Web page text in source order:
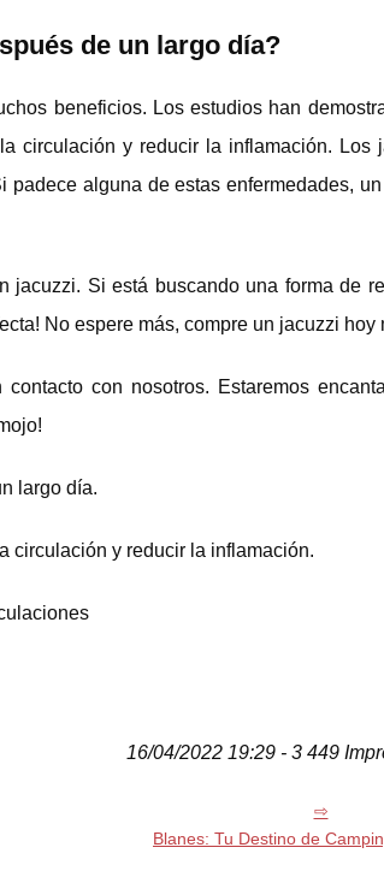
de un largo día?
beneficios. Los estudios han
circulación y reducir la inflamación. Los
alguna de estas enfermedades,
jacuzzi. Si está buscando una forma de
No espere más, compre un jacuzzi hoy
con nosotros. Estaremos
largo día.
circulación y reducir la inflamación.
16/04/2022 19:29 - 3 449
Blanes: Tu Destino de